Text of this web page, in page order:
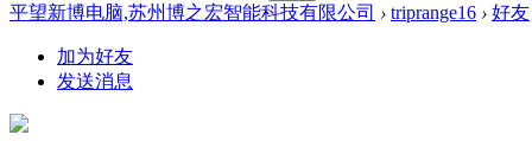
平望新博电脑,苏州博之宏智能科技有限公司 › triprange16 › 好友
加为好友
发送消息